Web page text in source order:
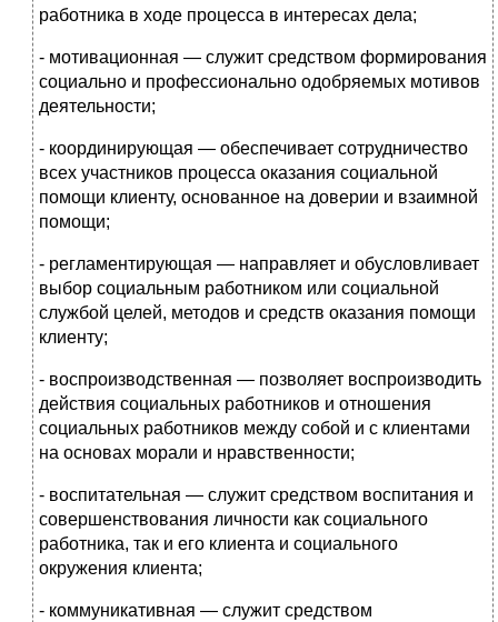
работника в ходе про­цесса в интересах дела;
- мотивационная — служит средством формирования
социаль­но и профессионально одобряемых мотивов
деятельности;
- координирующая — обеспечивает сотрудничество
всех участ­ников процесса оказания социальной
помощи клиенту, осно­ванное на доверии и взаимной
помощи;
- регламентирующая — направляет и обусловливает
выбор социальным работником или социальной
службой целей, мето­дов и средств оказания помощи
клиенту;
- воспроизводственная — позволяет воспроизводить
действия со­циальных работников и отношения
социальных работников между собой и с клиентами
на основах морали и нравственности;
- воспитательная — служит средством воспитания и
совершен­ствования личности как социального
работника, так и его кли­ента и социального
окружения клиента;
- коммуникативная — служит средством